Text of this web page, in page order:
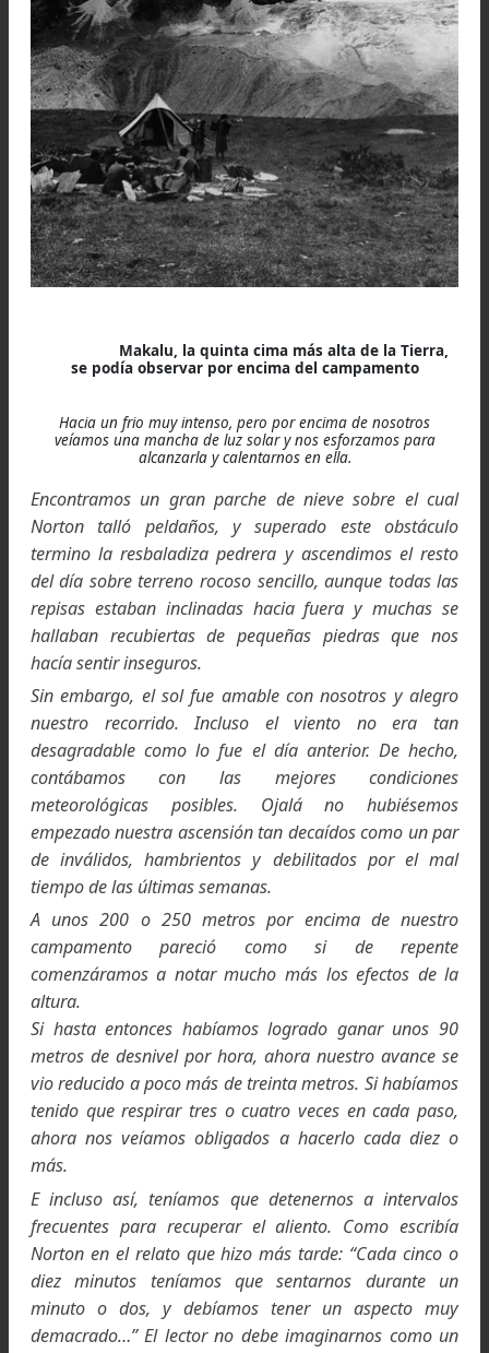
blanco grisáceo nos decía: “Hasta aquí, y no más
Aquella sensación casi física de hallarme cerca
límite de la resistencia era nueva para mí, y aunque
las montañas he sentido con frecuencia la presencia
un compañero que no se encontraba en el equipo
escaladores solo en aquella ocasión tuve esta
visión de las limitaciones. Con ella quedé
dormí notablemente bien, aunque me desperté a
05,00 am, con la garganta más dolorida que
el tapón del termo se había salido y ahora no
más remedio que fundir más nieve y hacer más
llevando con nosotros algunos jerséis, un termo de
y una cámara Kodak de bolsillo: nada más, a
de los piolets y una cuerda corta el terreno sobre el
avanzábamos era en un precipicio sencillo
fatigoso: pedrera que resbalaba a cada paso y
fáciles de trepar.